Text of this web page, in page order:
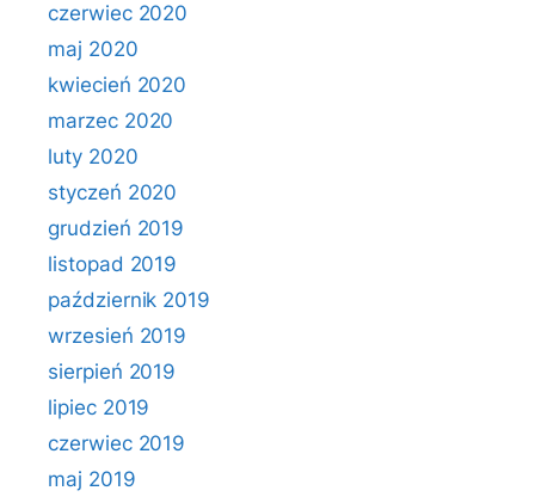
czerwiec 2020
maj 2020
kwiecień 2020
marzec 2020
luty 2020
styczeń 2020
grudzień 2019
listopad 2019
październik 2019
wrzesień 2019
sierpień 2019
lipiec 2019
czerwiec 2019
maj 2019